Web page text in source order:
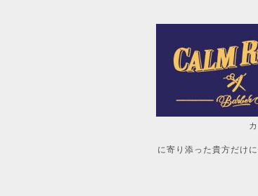
カーム
自分だ
に寄り添った貴方だけ